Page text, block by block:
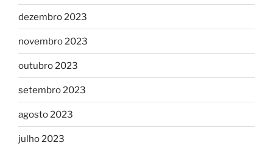
dezembro 2023
novembro 2023
outubro 2023
setembro 2023
agosto 2023
julho 2023